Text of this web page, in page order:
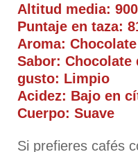
Altitud media:
Puntaje en taza:
Aroma: Chocolate
Sabor: Chocolate
gusto: Limpio
Acidez: Bajo en
Cuerpo: Suave
Si prefieres cafés